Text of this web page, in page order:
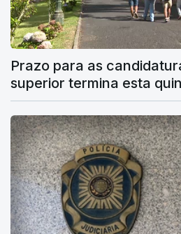
Prazo para as
superior termina esta